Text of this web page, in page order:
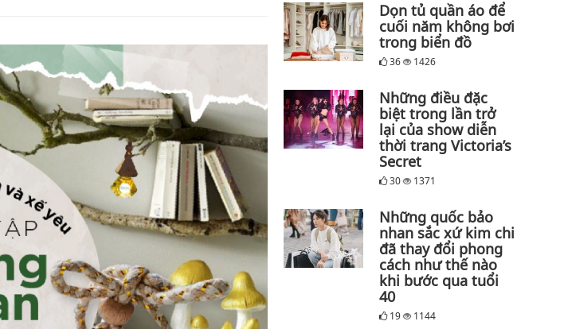
Dọn tủ quần áo để
cuối năm không bơi
trong biển đồ
36 1426
Những điều đặc
biệt trong lần trở
lại của show diễn
thời trang Victoria’s
Secret
30 1371
Những quốc bảo
nhan sắc xứ kim chi
đã thay đổi phong
cách như thế nào
khi bước qua tuổi
40
19 1144